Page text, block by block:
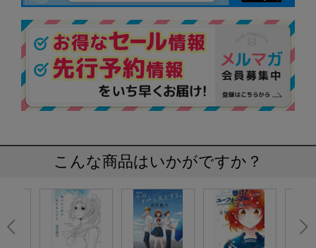
こんな商品はいかがですか？